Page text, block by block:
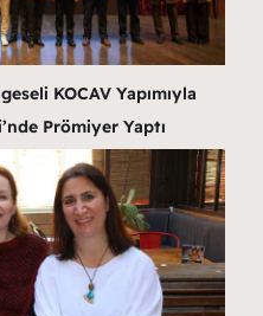
KOCAV Yapımıyla
Prömiyer Yaptı